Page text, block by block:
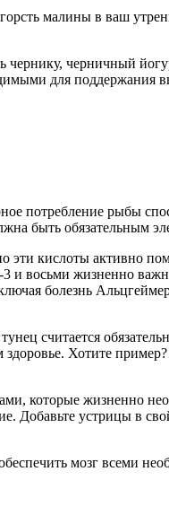
малины в ваш
чернику, черничный
для поддержания
потребление рыбы
быть обязательным
кислоты активно
и восьми жизненно
болезнь
считается
Хотите
которые жизненно
Добавьте устрицы в
мозг всеми